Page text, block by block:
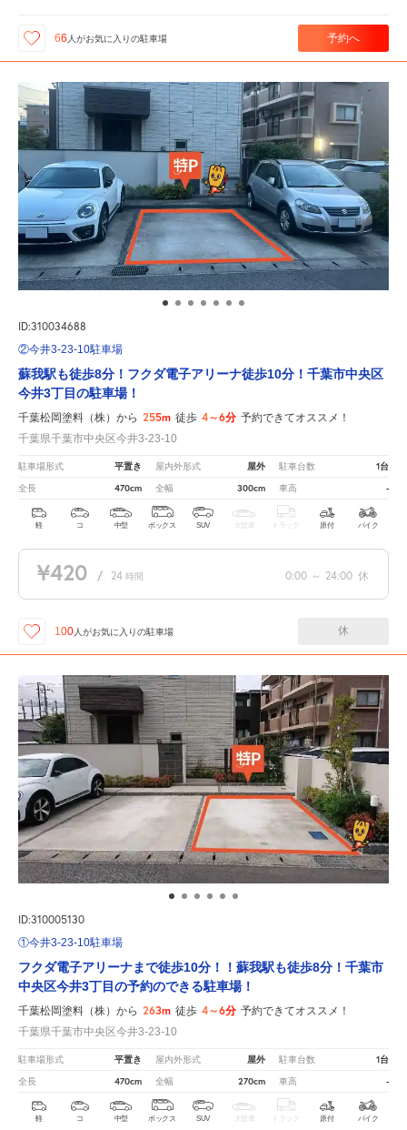
66 人がお気に入りの駐車場 予約へ
ID:310034688
②今井3-23-10駐車場
蘇我駅も徒歩8分！フクダ電子アリーナ徒歩10分！千葉市中央区
今井3丁目の駐車場！
千葉松岡塗料（株）から 255m 徒歩 4～6分 予約できてオススメ！
千葉県千葉市中央区今井3-23-10
駐車場形式 平置き 屋内外形式 屋外 駐車台数 1台
全長 470cm 全幅 300cm 車高 -
軽 コ 中型 ボックス SUV 大型車 トラック 原付 バイク
¥420 / 24 時間 0:00 ～ 24:00 休
100 人がお気に入りの駐車場 休
ID:310005130
①今井3-23-10駐車場
フクダ電子アリーナまで徒歩10分！！蘇我駅も徒歩8分！千葉市
中央区今井3丁目の予約のできる駐車場！
千葉松岡塗料（株）から 263m 徒歩 4～6分 予約できてオススメ！
千葉県千葉市中央区今井3-23-10
駐車場形式 平置き 屋内外形式 屋外 駐車台数 1台
全長 470cm 全幅 270cm 車高 -
軽 コ 中型 ボックス SUV 大型車 トラック 原付 バイク